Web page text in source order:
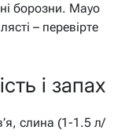
борозни. Mayo
– перевірте
і запах
слина (1-1.5 л/